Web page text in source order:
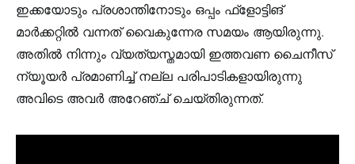
ഇക്കയോടും പ്രശാന്തിനോടും ഒപ്പം ഫ്‌ളോട്ടിങ്
മാർക്കറ്റിൽ വന്നത് വൈകുന്നേര സമയം ആയിരുന്നു.
അതിൽ നിന്നും വ്യത്യസ്തമായി ഇത്തവണ ചൈനീസ്
ന്യൂയർ പ്രമാണിച്ച് നല്ല പരിപാടികളായിരുന്നു
അവിടെ അവർ അറേഞ്ച് ചെയ്‌തിരുന്നത്‌.